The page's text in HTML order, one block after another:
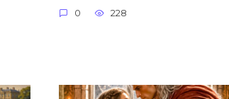
0 228